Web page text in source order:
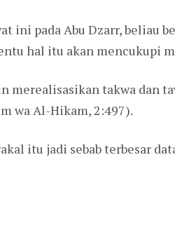
ini pada Abu Dzarr, beliau
hal itu akan mencukupi
merealisasikan takwa dan
wa Al-Hikam, 2:497).
itu jadi sebab terbesar